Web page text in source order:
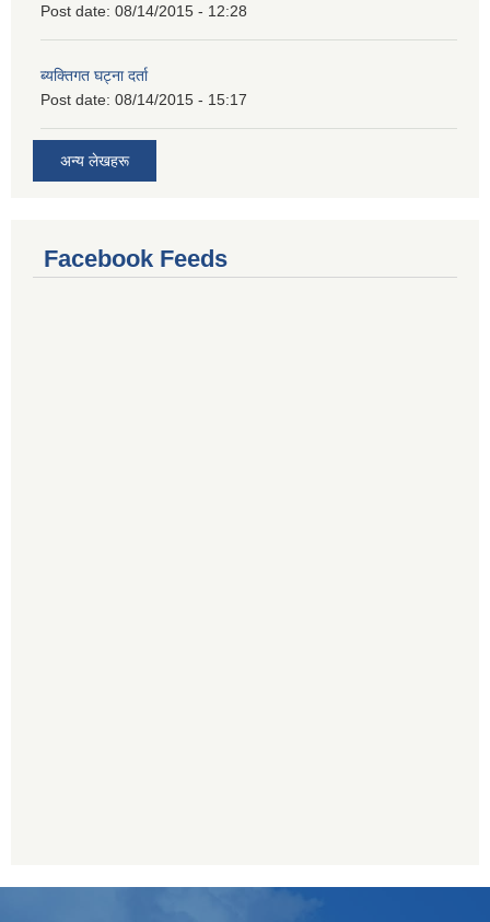
Post date: 08/14/2015 - 12:28
ब्यक्तिगत घट्ना दर्ता
Post date: 08/14/2015 - 15:17
अन्य लेखहरू
Facebook Feeds